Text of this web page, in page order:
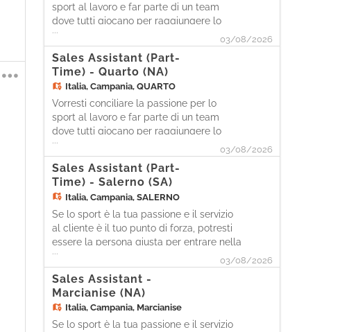
sport al lavoro e far parte di un team
dove tutti giocano per raggiungere lo
stesso obiettivo? Allora potresti essere
l'atleta che stiamo cercando per il ruolo
di SALES ASSISTANT in Cisalfa Sport!
Noi siamo presenti con più di 160
negozi in 18 regioni d'Itali
...
03/08/2026
Sales Assistant (Part-
Time) - Quarto (NA)
Italia, Campania, QUARTO
Vorresti conciliare la passione per lo
sport al lavoro e far parte di un team
dove tutti giocano per raggiungere lo
stesso obiettivo? Allora potresti essere
l'atleta che stiamo cercando per il ruolo
di SALES ASSISTANT in Cisalfa Sport!
Noi siamo presenti con più di 160
negozi in 18 regioni d'Itali
...
03/08/2026
Sales Assistant (Part-
Time) - Salerno (SA)
Italia, Campania, SALERNO
Se lo sport è la tua passione e il servizio
al cliente è il tuo punto di forza, potresti
essere la persona giusta per entrare nella
nostra squadra. Come Sales Assistant,
sarai protagonista nell'accogliere i clienti
e supportarli durante l'acquisto in piano
vendita. Le tue attività - Accoglierai i
...
03/08/2026
Sales Assistant -
Marcianise (NA)
Italia, Campania, Marcianise
Se lo sport è la tua passione e il servizio